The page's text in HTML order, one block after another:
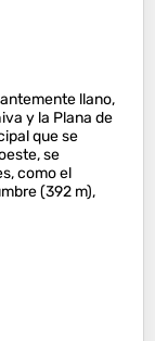
llano,
y la Plana de
que se
se
como el
(392 m),